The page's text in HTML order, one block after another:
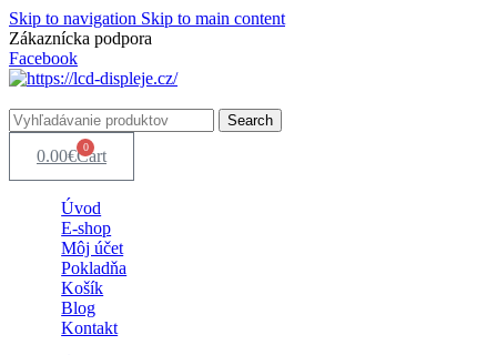
Skip to navigation Skip to main content
Zákaznícka podpora
Facebook
Search
0.00€ 0
Cart
Úvod
E-shop
Môj účet
Pokladňa
Košík
Blog
Kontakt